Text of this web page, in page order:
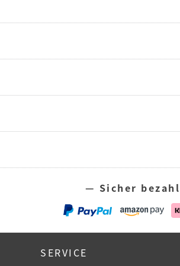
— Sicher
SERVICE